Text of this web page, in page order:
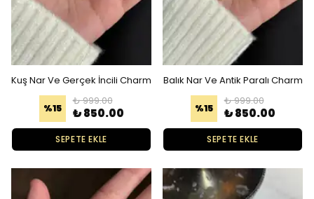
Kuş Nar Ve Gerçek İncili Charm
%15
₺ 999.00
₺ 850.00
SEPETE EKLE
Balık Nar Ve Antik Paralı Charm
%15
₺ 999.00
₺ 850.00
SEPETE EKLE